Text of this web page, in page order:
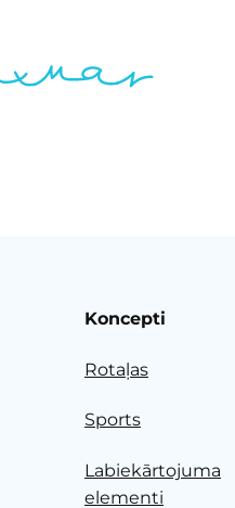
Koncepti
Rotaļas
Sports
Labiekārtojuma
elementi